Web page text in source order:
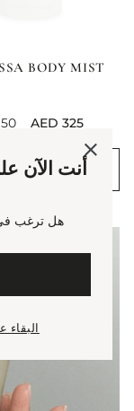
BODY MIST
price‏325 AED
150
عرض
أنت الآن
هل ترغب في
البقاء